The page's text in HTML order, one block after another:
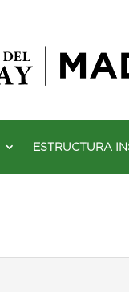
ESTRUCTURA